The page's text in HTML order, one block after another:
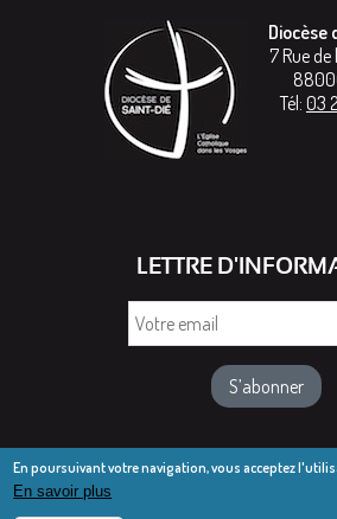
Diocèse
7 Rue
Tél: 03
LETTRE
En poursuivant votre navigation, vous acceptez
En savoir plus